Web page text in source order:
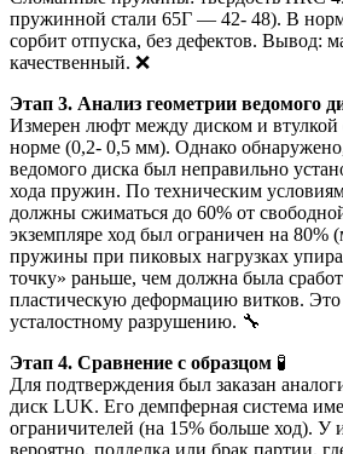
пружинной стали 65Г — 42- 48). В
сорбит отпуска, без дефектов. Вывод:
качественный. ❌
Этап 3. Анализ геометрии ведомого
Измерен люфт между диском и втулкой
норме (0,2- 0,5 мм). Однако
ведомого диска был неправильно
хода пружин. По техническим
должны сжиматься до 60% от
экземпляре ход был ограничен на 80%
пружины при пиковых нагрузках
точку» раньше, чем должна была
пластическую деформацию витков.
усталостному разрушению. 🔧
Этап 4. Сравнение с образцом 🧪
Для подтверждения был заказан
диск LUK. Его демпферная система
ограничителей (на 15% больше ход). У
вероятно, подделка или брак партии,